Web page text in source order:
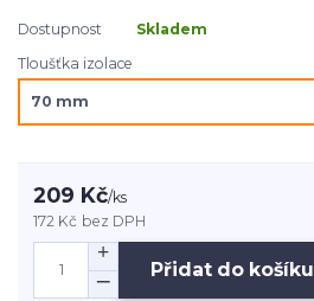
Dostupnost
Skladem
Tloušťka izolace
209 Kč/ks
172 Kč bez DPH
Přidat do košíku